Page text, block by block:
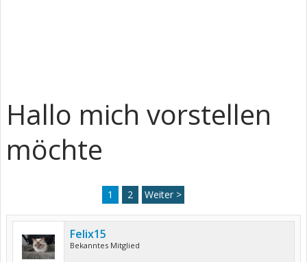
Hallo mich vorstellen
möchte
1 2 Weiter >
Felix15
Bekanntes Mitglied